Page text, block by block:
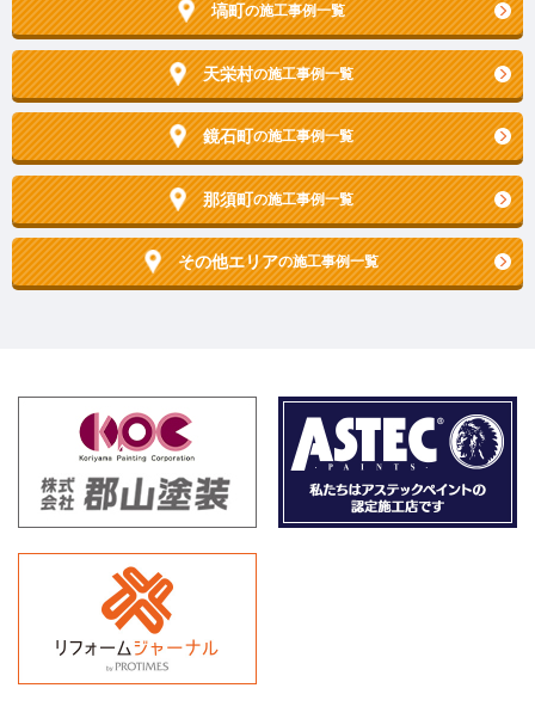
塙町の施工事例一覧
天栄村の施工事例一覧
鏡石町の施工事例一覧
那須町の施工事例一覧
その他エリアの施工事例一覧